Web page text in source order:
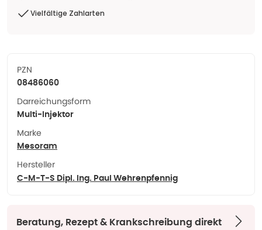
Vielfältige Zahlarten
PZN
08486060
Darreichungsform
Multi-Injektor
Marke
Mesoram
Hersteller
C-M-T-S Dipl. Ing. Paul Wehrenpfennig
Beratung, Rezept & Krankschreibung direkt